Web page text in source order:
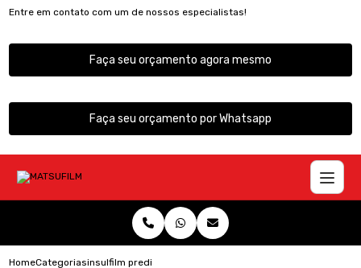
Entre em contato com um de nossos especialistas!
Faça seu orçamento agora mesmo
Faça seu orçamento por Whatsapp
HomeCategoriasinsulfilm predial